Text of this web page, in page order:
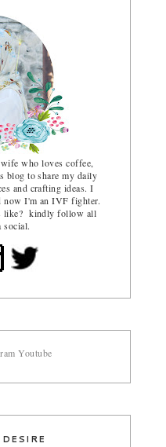
who loves coffee,
blog to share my daily
and crafting ideas. I
now I'm an IVF fighter.
like? kindly follow all
social.
Youtube